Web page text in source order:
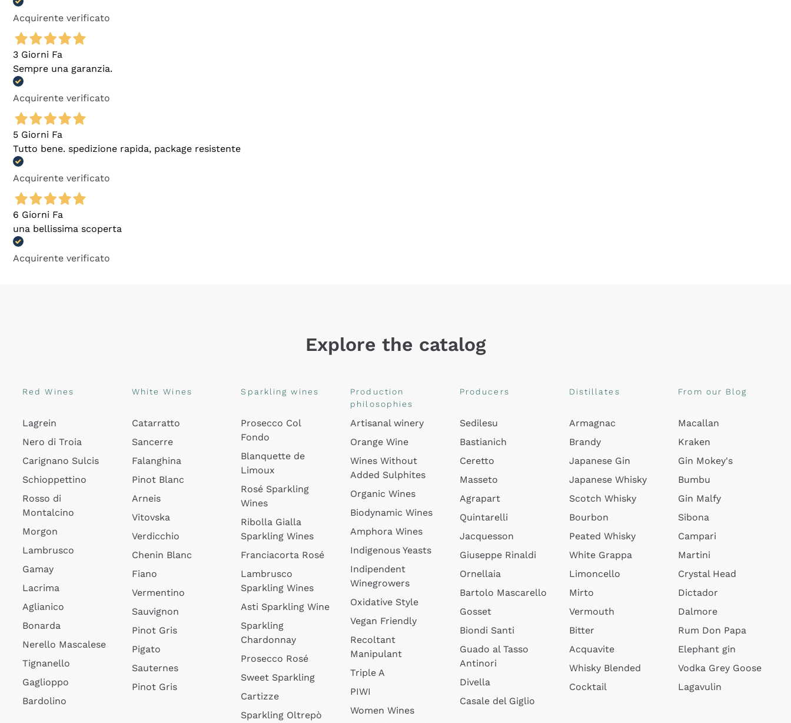
Acquirente verificato
3 Giorni Fa
Sempre una garanzia.
Acquirente verificato
5 Giorni Fa
Tutto bene. spedizione rapida, package resistente
Acquirente verificato
6 Giorni Fa
una bellissima scoperta
Acquirente verificato
Explore the catalog
Red Wines
Lagrein
Nero di Troia
Carignano Sulcis
Schioppettino
Rosso di
Montalcino
Morgon
Lambrusco
Gamay
Lacrima
Aglianico
Bonarda
Nerello Mascalese
Tignanello
Gaglioppo
Bardolino
White Wines
Catarratto
Sancerre
Falanghina
Pinot Blanc
Arneis
Vitovska
Verdicchio
Chenin Blanc
Fiano
Vermentino
Sauvignon
Pinot Gris
Pigato
Sauternes
Pinot Gris
Sparkling wines
Prosecco Col
Fondo
Blanquette de
Limoux
Rosé Sparkling
Wines
Ribolla Gialla
Sparkling Wines
Franciacorta Rosé
Lambrusco
Sparkling Wines
Asti Sparkling Wine
Sparkling
Chardonnay
Prosecco Rosé
Sweet Sparkling
Cartizze
Sparkling Oltrepò
Production
philosophies
Artisanal winery
Orange Wine
Wines Without
Added Sulphites
Organic Wines
Biodynamic Wines
Amphora Wines
Indigenous Yeasts
Indipendent
Winegrowers
Oxidative Style
Vegan Friendly
Recoltant
Manipulant
Triple A
PIWI
Women Wines
Producers
Sedilesu
Bastianich
Ceretto
Masseto
Agrapart
Quintarelli
Jacquesson
Giuseppe Rinaldi
Ornellaia
Bartolo Mascarello
Gosset
Biondi Santi
Guado al Tasso
Antinori
Divella
Casale del Giglio
Distillates
Armagnac
Brandy
Japanese Gin
Japanese Whisky
Scotch Whisky
Bourbon
Peated Whisky
White Grappa
Limoncello
Mirto
Vermouth
Bitter
Acquavite
Whisky Blended
Cocktail
From our Blog
Macallan
Kraken
Gin Mokey's
Bumbu
Gin Malfy
Sibona
Campari
Martini
Crystal Head
Dictador
Dalmore
Rum Don Papa
Elephant gin
Vodka Grey Goose
Lagavulin